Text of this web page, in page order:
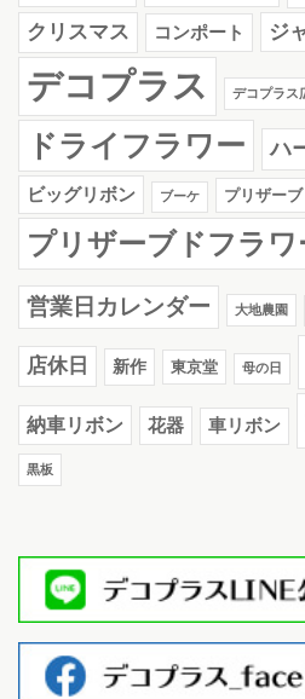
クリスマス コンポート ジ
デコプラス デコプラス
ドライフラワー ハ
ビッグリボン ブーケ プリザーブ
プリザーブドフラワ
営業日カレンダー 大地農園
店休日 新作 東京堂 母の日
納車リボン 花器 車リボン
黒板